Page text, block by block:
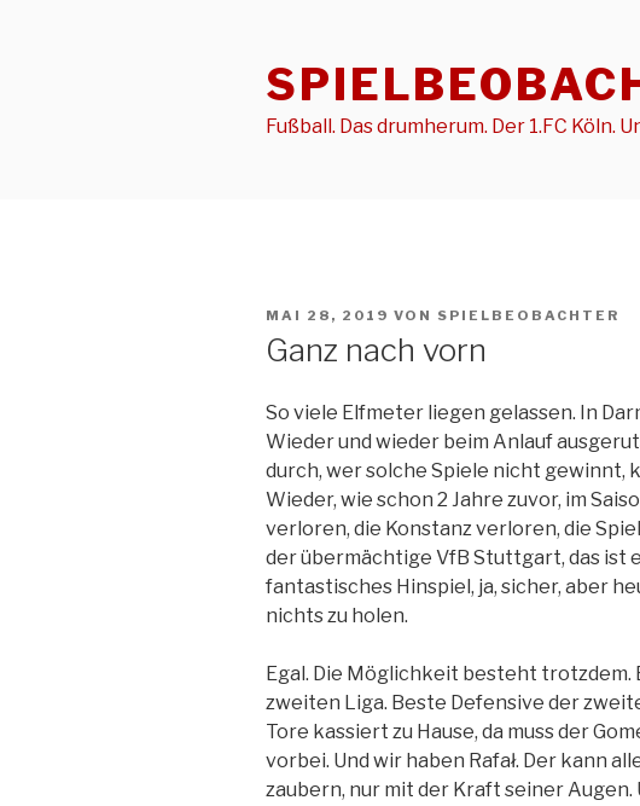
Fußball. Das drumherum. Der 1.FC Köln.
VERÖFFENTLICHT
MAI 28, 2019 VON SPIELBEOBACHTER
Ganz nach vorn
So viele Elfmeter liegen gelassen. In
Wieder und wieder beim Anlauf
durch, wer solche Spiele nicht gewinnt,
Wieder, wie schon 2 Jahre zuvor, im
verloren, die Konstanz verloren, die
der übermächtige VfB Stuttgart, das ist
fantastisches Hinspiel, ja, sicher, aber
nichts zu holen.
Egal. Die Möglichkeit besteht
zweiten Liga. Beste Defensive der
Tore kassiert zu Hause, da muss der
vorbei. Und wir haben Rafał. Der kann
zaubern, nur mit der Kraft seiner